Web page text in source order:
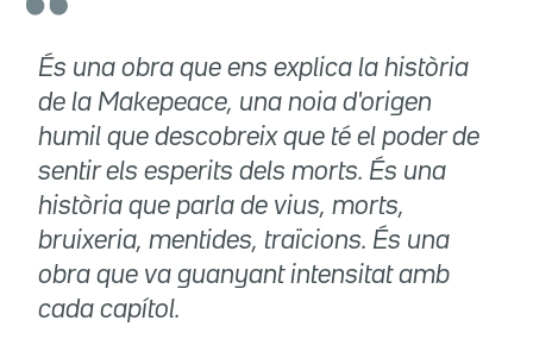
És una obra que ens explica la història
de la Makepeace, una noia d'origen
humil que descobreix que té el poder de
sentir els esperits dels morts. És una
història que parla de vius, morts,
bruixeria, mentides, traïcions. És una
obra que va guanyant intensitat amb
cada capítol.